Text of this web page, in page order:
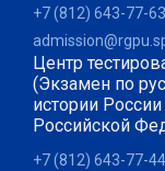
+7 (812) 643-77-63
Центр
(Экзамен по
истории
Российской
+7 (812) 643-77-44